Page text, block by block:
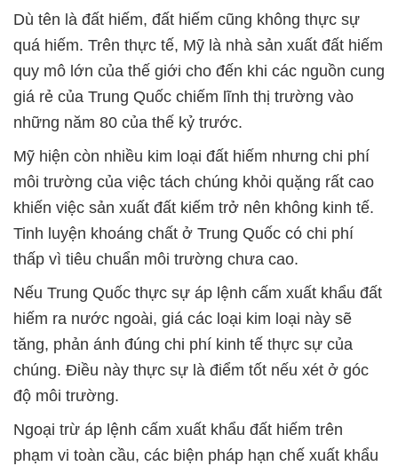
Dù tên là đất hiếm, đất hiếm cũng không thực sự
quá hiếm. Trên thực tế, Mỹ là nhà sản xuất đất hiếm
quy mô lớn của thế giới cho đến khi các nguồn cung
giá rẻ của Trung Quốc chiếm lĩnh thị trường vào
những năm 80 của thế kỷ trước.
Mỹ hiện còn nhiều kim loại đất hiếm nhưng chi phí
môi trường của việc tách chúng khỏi quặng rất cao
khiến việc sản xuất đất kiếm trở nên không kinh tế.
Tinh luyện khoáng chất ở Trung Quốc có chi phí
thấp vì tiêu chuẩn môi trường chưa cao.
Nếu Trung Quốc thực sự áp lệnh cấm xuất khẩu đất
hiếm ra nước ngoài, giá các loại kim loại này sẽ
tăng, phản ánh đúng chi phí kinh tế thực sự của
chúng. Điều này thực sự là điểm tốt nếu xét ở góc
độ môi trường.
Ngoại trừ áp lệnh cấm xuất khẩu đất hiếm trên
phạm vi toàn cầu, các biện pháp hạn chế xuất khẩu